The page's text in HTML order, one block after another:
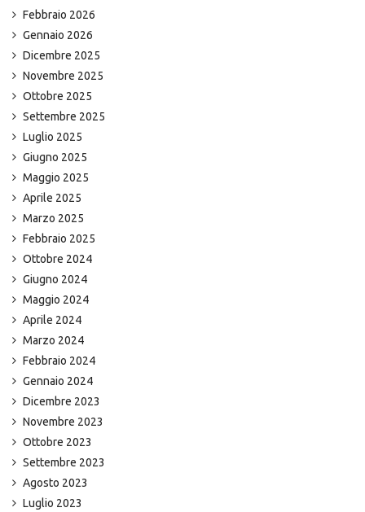
Febbraio 2026
Gennaio 2026
Dicembre 2025
Novembre 2025
Ottobre 2025
Settembre 2025
Luglio 2025
Giugno 2025
Maggio 2025
Aprile 2025
Marzo 2025
Febbraio 2025
Ottobre 2024
Giugno 2024
Maggio 2024
Aprile 2024
Marzo 2024
Febbraio 2024
Gennaio 2024
Dicembre 2023
Novembre 2023
Ottobre 2023
Settembre 2023
Agosto 2023
Luglio 2023